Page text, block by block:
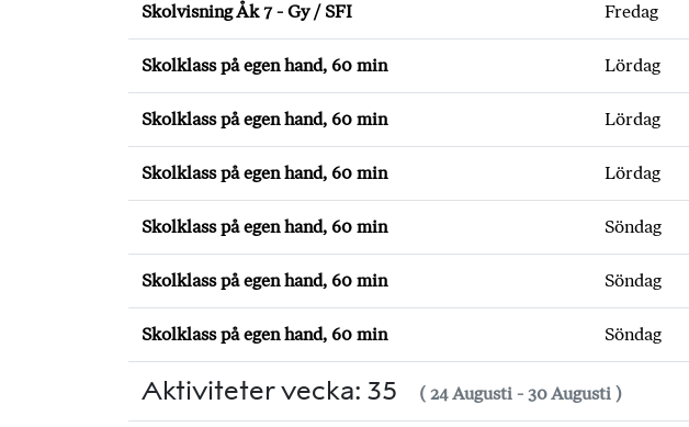
Skolvisning Åk 7 - Gy / SFI Fredag
Skolklass på egen hand, 60 min Lördag
Skolklass på egen hand, 60 min Lördag
Skolklass på egen hand, 60 min Lördag
Skolklass på egen hand, 60 min Söndag
Skolklass på egen hand, 60 min Söndag
Skolklass på egen hand, 60 min Söndag
Aktiviteter vecka: 35 ( 24 Augusti - 30 Augusti )